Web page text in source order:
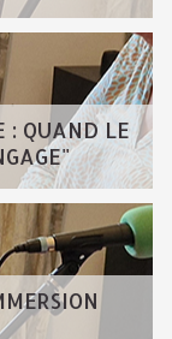
: QUAND LE